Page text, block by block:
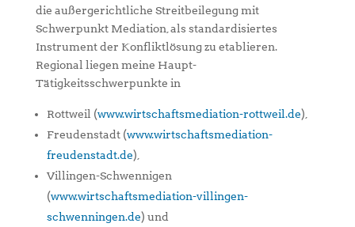
die außergerichtliche Streitbeilegung mit
Schwerpunkt Mediation, als standardisiertes
Instrument der Konfliktlösung zu etablieren.
Regional liegen meine Haupt-
Tätigkeitsschwerpunkte in
Rottweil (www.wirtschaftsmediation-rottweil.de),
Freudenstadt (www.wirtschaftsmediation-
freudenstadt.de),
Villingen-Schwennigen
(www.wirtschaftsmediation-villingen-
schwenningen.de) und